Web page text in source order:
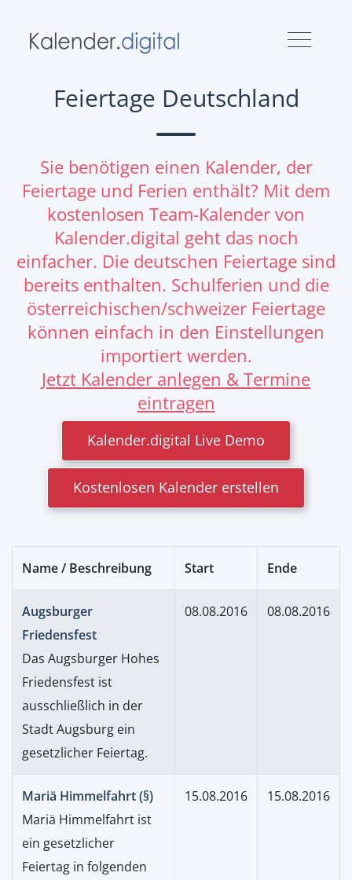
Feiertage Deutschland
Sie benötigen einen Kalender, der
Feiertage und Ferien enthält? Mit dem
kostenlosen Team-Kalender von
Kalender.digital geht das noch
einfacher. Die deutschen Feiertage sind
bereits enthalten. Schulferien und die
österreichischen/schweizer Feiertage
können einfach in den Einstellungen
importiert werden.
Jetzt Kalender anlegen & Termine
eintragen
Kalender.digital Live Demo
Kostenlosen Kalender erstellen
Name / Beschreibung Start Ende
Augsburger
Friedensfest
Das Augsburger Hohes
Friedensfest ist
ausschließlich in der
Stadt Augsburg ein
gesetzlicher Feiertag.
08.08.2016 08.08.2016
Mariä Himmelfahrt (§)
Mariä Himmelfahrt ist
ein gesetzlicher
Feiertag in folgenden
15.08.2016 15.08.2016